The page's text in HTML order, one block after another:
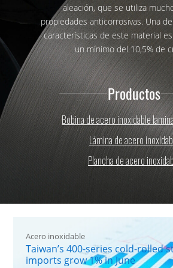
aleación, que se utiliza
propiedades anticorrosivas. Una
características de este material
un mínimo del 10,5% de
Productos
Bobina de acero inoxidable
Lámina de acero
Plancha de acero
Acero inoxidable
Taiwan’s 400-series cold-rolled
imports grow 1% in June